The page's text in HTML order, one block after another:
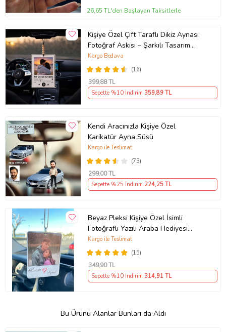
26,65 TL'den Başlayan Taksitlerle
Kişiye Özel Çift Taraflı Dikiz Aynası
Fotoğraf Askısı – Şarkılı Tasarım
Araç Süsü
(16)
Kargo Bedava
399,88 TL
Sepette %10 İndirim 359,89 TL
Kendi Aracınızla Kişiye Özel
Karikatür Ayna Süsü
(73)
Kargo ile Teslimat
299,00 TL
Sepette %25 İndirim 224,25 TL
Beyaz Pleksi Kişiye Özel İsimli
Fotoğraflı Yazılı Araba Hediyesi
Araba Süsü Dikiz Aynası Süsü - Çift
Taraflı
(15)
Kargo ile Teslimat
349,90 TL
Sepette %10 İndirim 314,91 TL
Bu Ürünü Alanlar Bunları da Aldı